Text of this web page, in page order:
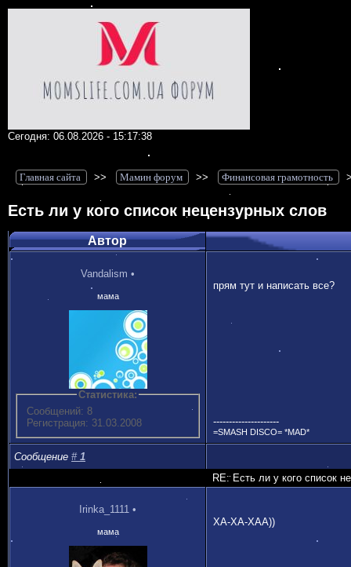
Сегодня: 06.08.2026 - 15:17:38
Главная сайта >> Мамин форум >> Финансовая грамотность
Есть ли у кого список нецензурных слов
Автор
Vandalism •
мама
Статистика:
Сообщений: 8
Регистрация: 31.03.2008
прям тут и написать все?
---------------------
=SMASH DISCO= *MAD*
Сообщение#1
RE: Есть ли у кого список
Irinka_1111 •
мама
ХА-ХА-ХАА))